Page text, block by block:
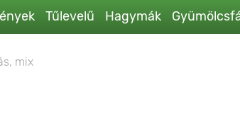
Tűlevelű Hagymák
mix